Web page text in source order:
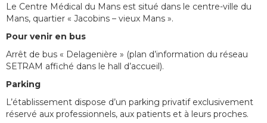
Le Centre Médical du Mans est situé dans le centre-ville du
Mans, quartier « Jacobins – vieux Mans ».
Pour venir en bus
Arrêt de bus « Delagenière » (plan d’information du réseau
SETRAM affiché dans le hall d’accueil).
Parking
L’établissement dispose d’un parking privatif exclusivement
réservé aux professionnels, aux patients et à leurs proches.